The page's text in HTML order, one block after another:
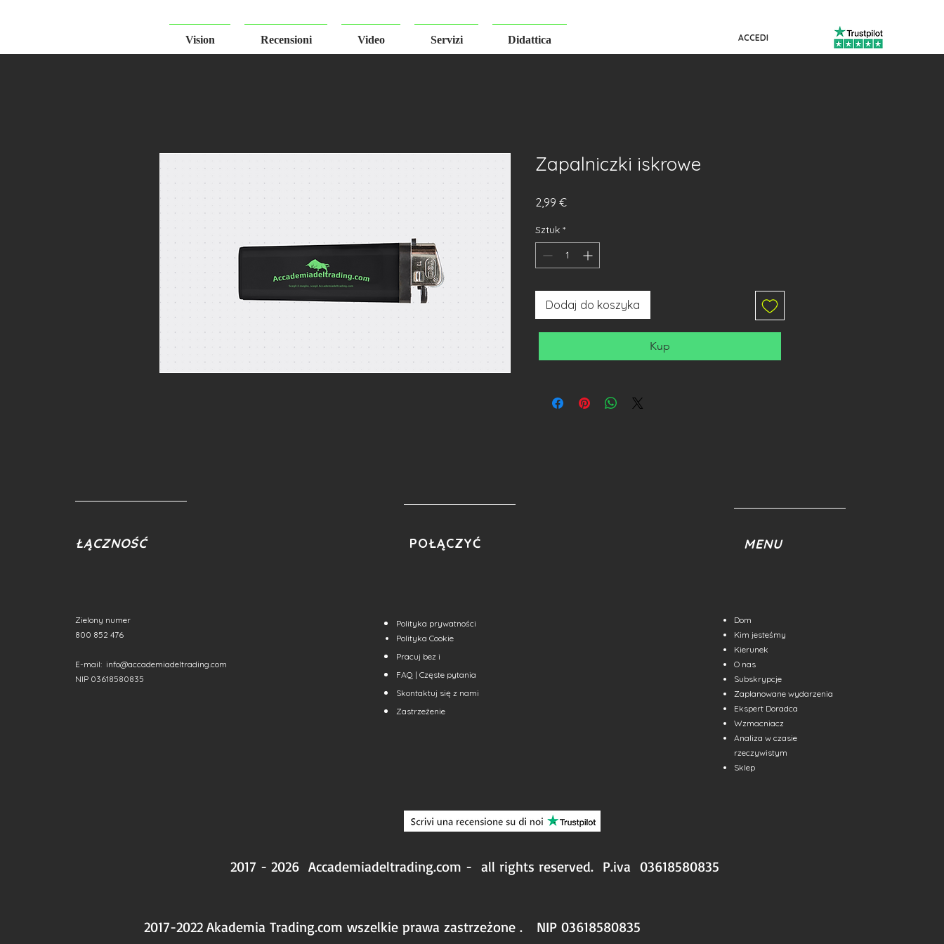
Vision Recensioni Video Servizi Didattica ACCEDI
Zapalniczki iskrowe
2,99 €Cena
Sztuk *
Dodaj do koszyka
Kup
ŁĄCZNOŚĆ
Zielony numer
800 852 476
E-mail: info@accademiadeltrading.com
NIP 03618580835
POŁĄCZYĆ
Polityka prywatności
Polityka Cookie
Pracuj bez i
FAQ | Częste pytania
Skontaktuj się z nami
Zastrzeżenie
MENU
Dom
Kim jesteśmy
Kierunek
O nas
Subskrypcje
Zaplanowane wydarzenia
Ekspert Doradca
Wzmacniacz
Analiza w czasie
rzeczywistym
Sklep
2017 - 2026 Accademiadeltrading.com - all rights reserved. P.iva 03618580835
2017-2022 Akademia Trading.com wszelkie prawa zastrzeżone . NIP 03618580835